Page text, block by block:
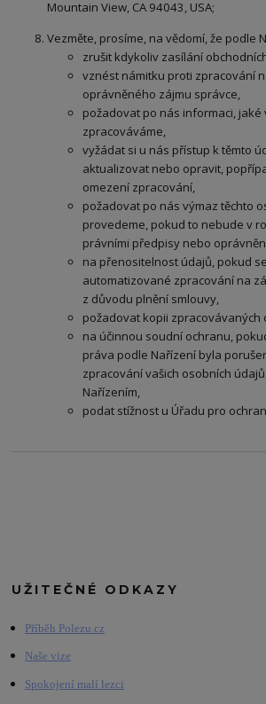
Mountain View, CA 94043, USA;
Vezměte, prosíme, na vědomí, že podle
zrušit kdykoliv zasílání
vznést námitku proti zpracování
oprávněného zájmu správce,
požadovat po nás informaci,
zpracováváme,
vyžádat si u nás přístup k těmto
aktualizovat nebo opravit,
omezení zpracování,
požadovat po nás výmaz těchto
provedeme, pokud to nebude v
právními předpisy nebo
na přenositelnost údajů, pokud
automatizované zpracování na
z důvodu plnění smlouvy,
požadovat kopii zpracovávaných
na účinnou soudní ochranu,
práva podle Nařízení byla
zpracování vašich osobních
Nařízením,
podat stížnost u Úřadu pro
UŽITEČNÉ ODKAZY
Příběh Polezu.cz
Naše vize
Spokojení malí lezci